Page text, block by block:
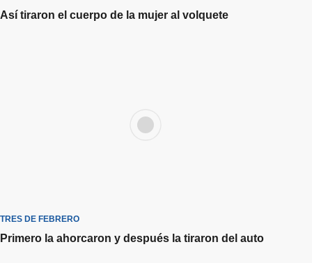
Así tiraron el cuerpo de la mujer al volquete
TRES DE FEBRERO
Primero la ahorcaron y después la tiraron del auto